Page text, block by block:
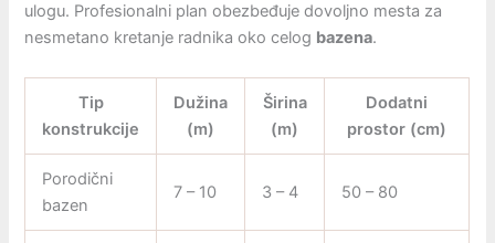
ulogu. Profesionalni plan obezbeđuje dovoljno mesta za
nesmetano kretanje radnika oko celog bazena.
Tip
konstrukcije
Dužina
(m)
Širina
(m)
Dodatni
prostor (cm)
Porodični
bazen
7 – 10 3 – 4 50 – 80